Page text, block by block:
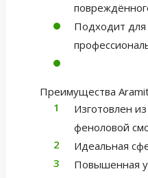
Подходит для
Преимущества
Изготовлен
феноловой
Идеальная
Повышенная